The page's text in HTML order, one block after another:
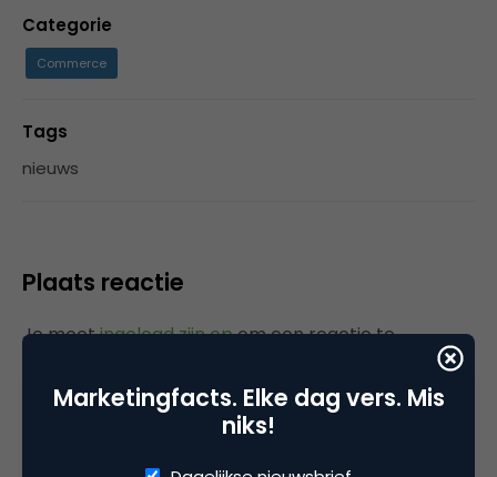
Categorie
Commerce
Tags
nieuws
Plaats reactie
Je moetingelogd zijn opom een reactie te
Marketingfacts. Elke dag vers. Mis
niks!